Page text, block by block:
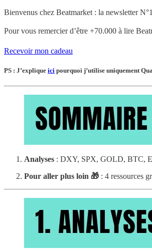
Bienvenus chez Beatmarket : la newsletter
Pour vous remercier d’être +70.000 à lire
Recevoir mon cadeau
PS : J’explique ici pourquoi j’utilise uniquement
Analyses : DXY, SPX, GOLD, BTC,
Pour aller plus loin 🎁 : 4 ressources